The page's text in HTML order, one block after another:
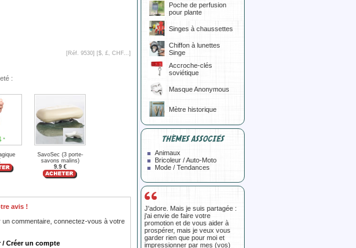
[Réf. 9530] [$, £, CHF...]
:
SavoSec (3 porte-
savons malins)
9.9 €
avis !
un commentaire, connectez-vous à votre
Créer un compte
Poche de perfusion
pour plante
Singes à chaussettes
Chiffon à lunettes
Singe
Accroche-clés
soviétique
Masque Anonymous
Mètre historique
THÈMES ASSOCIÉS
Animaux
Bricoleur / Auto-Moto
Mode / Tendances
J'adore. Mais je suis partagée :
j'ai envie de faire votre
promotion et de vous aider à
prospérer, mais je veux vous
garder rien que pour moi et
impressionner par mes (vos)